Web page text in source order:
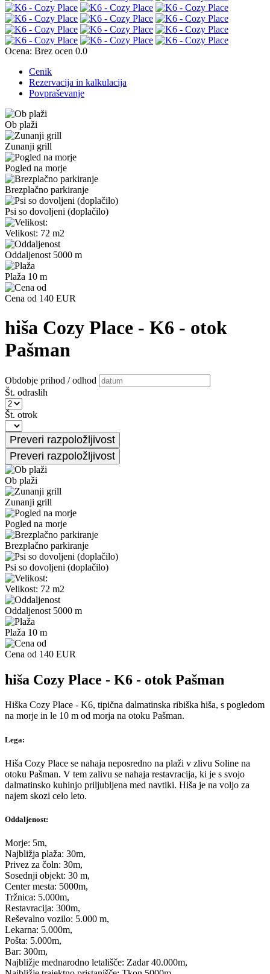
Ocena: Brez ocen 0.0
Cenik
Rezervacija in kalkulacija
Povpraševanje
Ob plaži
Zunanji grill
Pogled na morje
Brezplačno parkiranje
Psi so dovoljeni (doplačilo)
Velikost: 72 m2
Oddaljenost 5000 m
Plaža 10 m
Cena od 140 EUR
hiša Cozy Place - K6 - otok
Pašman
Obdobje prihod / odhod
Št. odraslih
Št. otrok
Ob plaži
Zunanji grill
Pogled na morje
Brezplačno parkiranje
Psi so dovoljeni (doplačilo)
Velikost: 72 m2
Oddaljenost 5000 m
Plaža 10 m
Cena od 140 EUR
hiša Cozy Place - K6 - otok Pašman
Hiška Cozy Place - K6, tipična dalmatinska ribiška hiša, s pogledom
na morje in le 10 m od morja na otoku Pašman.
Lega:
Hiša Cozy Place se nahaja neposredno na plaži v zlivu Soline na
otoku Pašman. V tem zalivu se nahaja restavracija, ki je s svojo
dalmatinsko kuhinjo priljubljena med navtiki. Hiša je na voljo za
najem skozi celo leto.
Oddaljenost:
Morje: 5m,
Najbližja plaža: 30m,
Privez za čoln: 30m,
Sosednji objekt: 30 m,
Center mesta: 5000m,
Tržnica: 5.000m,
Restavracija: 300m,
Reševalno vozilo: 5.000 m,
Lekarna: 5.000m,
Pošta: 5.000m,
Bar: 300m,
Najbližje mednarodno letališče: Zadar 40.000m,